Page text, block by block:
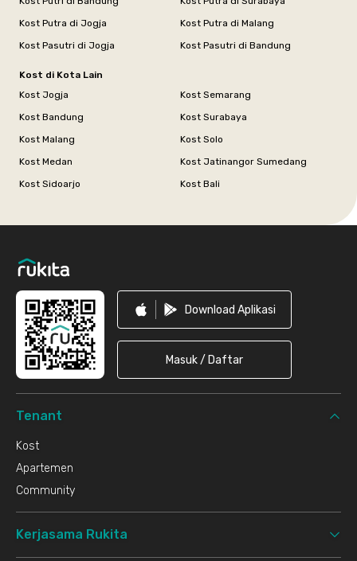
Kost Putra di Jogja
Kost Putra di Malang
Kost Pasutri di Jogja
Kost Pasutri di Bandung
Kost di Kota Lain
Kost Jogja
Kost Semarang
Kost Bandung
Kost Surabaya
Kost Malang
Kost Solo
Kost Medan
Kost Jatinangor Sumedang
Kost Sidoarjo
Kost Bali
Download Aplikasi
Masuk / Daftar
Tenant
Kost
Apartemen
Community
Kerjasama Rukita